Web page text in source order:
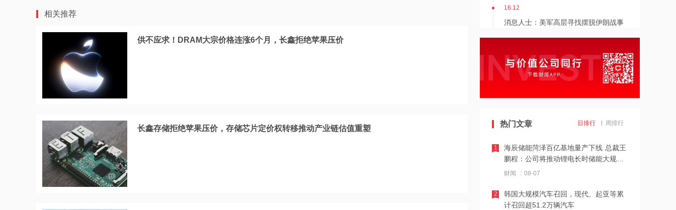
相关推荐
供不应求！DRAM大宗价格连涨6个月，长鑫拒绝苹果压价
长鑫存储拒绝苹果压价，存储芯片定价权转移推动产业链估值重塑
16:12
消息人士：美军高层寻找摆脱伊朗战事
日本2027财年防卫预算申请额创新高
16:10
证 不影响已获认证产品的销售
中信聚信落子南京
14:07
德适-B半年报亮眼：AI 收入翻倍 完成AI
热门文章 日排行 周排行
海辰储能菏泽百亿基地量产下线 总裁王
鹏程：公司将推动锂电长时储能大规模
交付
财闻 08-07
1
韩国大规模汽车召回，现代、起亚等累
计召回超51.2万辆汽车
2